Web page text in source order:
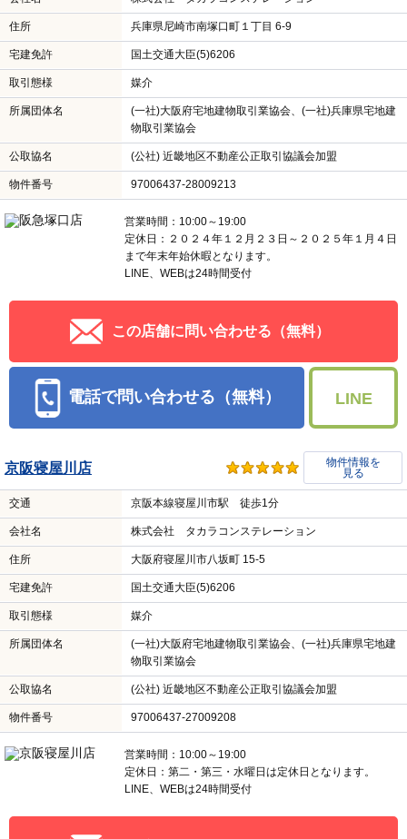
住所 兵庫県尼崎市南塚口町１丁目 6-9
宅建免許 国土交通大臣(5)6206
取引態様 媒介
所属団体名
(一社)大阪府宅地建物取引業協会、(一社)兵庫県宅地建
物取引業協会
公取協名 (公社) 近畿地区不動産公正取引協議会加盟
物件番号 97006437-28009213
営業時間：10:00～19:00
定休日：２０２４年１２月２３日～２０２５年１月４日
まで年末年始休暇となります。
LINE、WEBは24時間受付
この店舗に問い合わせる（無料）
電話で問い合わせる（無料） LINE
京阪寝屋川店
物件情報を
見る
交通 京阪本線寝屋川市駅 徒歩1分
会社名 株式会社 タカラコンステレーション
住所 大阪府寝屋川市八坂町 15-5
宅建免許 国土交通大臣(5)6206
取引態様 媒介
所属団体名
(一社)大阪府宅地建物取引業協会、(一社)兵庫県宅地建
物取引業協会
公取協名 (公社) 近畿地区不動産公正取引協議会加盟
物件番号 97006437-27009208
営業時間：10:00～19:00
定休日：第二・第三・水曜日は定休日となります。
LINE、WEBは24時間受付